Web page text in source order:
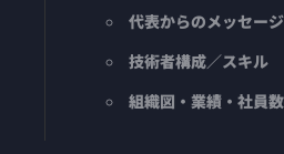
代表からのメッセージ
技術者構成／スキル
組織図・業績・社員